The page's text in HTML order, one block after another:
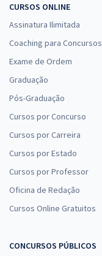
CURSOS ONLINE
Assinatura Ilimitada
Coaching para Concursos
Exame de Ordem
Graduação
Pós-Graduação
Cursos por Concurso
Cursos por Carreira
Cursos por Estado
Cursos por Professor
Oficina de Redação
Cursos Online Gratuitos
CONCURSOS PÚBLICOS